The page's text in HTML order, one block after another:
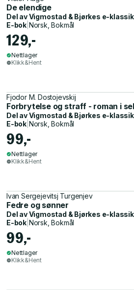
De elendige
Del avVigmostad & Bjørkes e-
E-bok Norsk, Bokmål
129,-
Nettlager
Klikk&Hent
Fjodor M. Dostojevskij
Forbrytelse og straff - roman i
Del avVigmostad & Bjørkes e-
E-bok Norsk, Bokmål
99,-
Nettlager
Klikk&Hent
Ivan Sergejevitsj Turgenjev
Fedre og sønner
Del avVigmostad & Bjørkes e-
E-bok Norsk, Bokmål
99,-
Nettlager
Klikk&Hent